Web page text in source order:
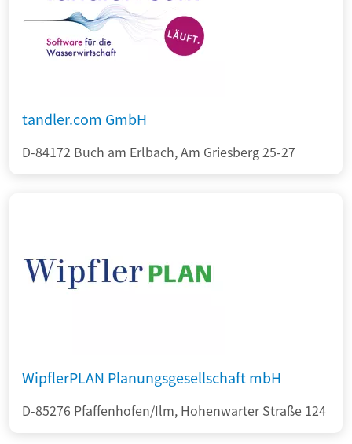
tandler.com GmbH
D-84172 Buch am Erlbach, Am Griesberg 25-27
WipflerPLAN Planungsgesellschaft mbH
D-85276 Pfaffenhofen/Ilm, Hohenwarter Straße 124